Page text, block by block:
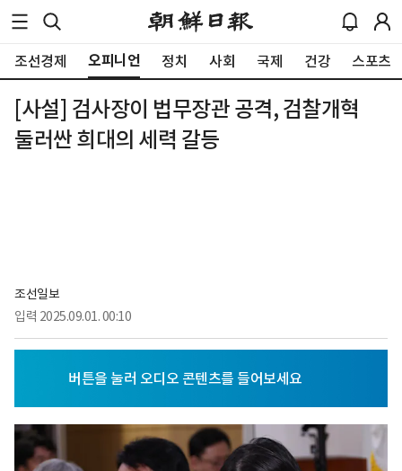
조선경제 오피니언 정치 사회 국제 건강 스포츠
[사설] 검사장이 법무장관 공격, 검찰개혁
둘러싼 희대의 세력 갈등
조선일보
입력 2025.09.01. 00:10